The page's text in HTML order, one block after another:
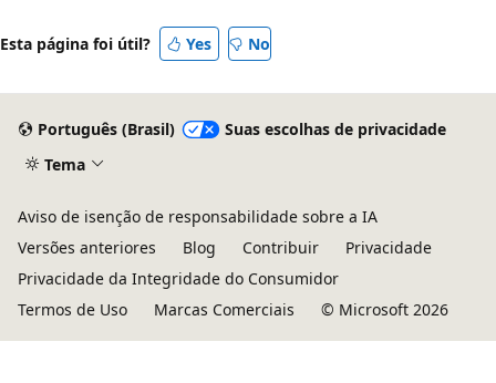
Esta página foi útil? Yes No
Português (Brasil)
Suas escolhas de privacidade
Tema
Aviso de isenção de responsabilidade sobre a IA
Versões anteriores
Blog Contribuir
Privacidade
Privacidade da Integridade do Consumidor
Termos de Uso
Marcas Comerciais © Microsoft 2026